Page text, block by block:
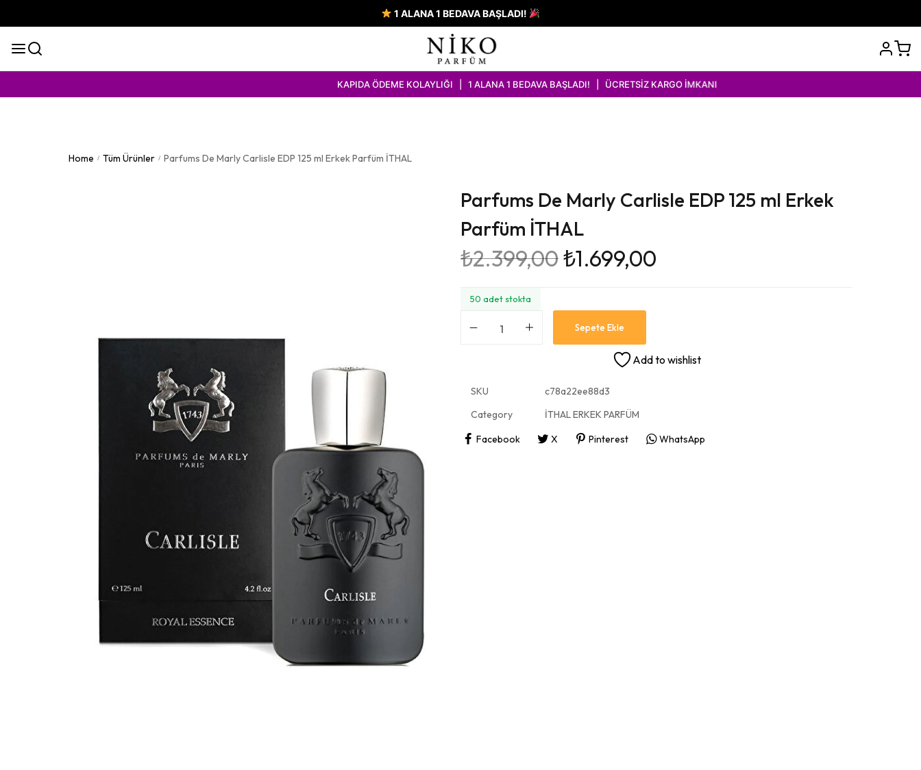
1 ALANA 1 BEDAVA BAŞLADI!
KAPIDA ÖDEME KOLAYLIĞI | 1 ALANA 1 BEDAVA BAŞLADI! | ÜCRETSİZ KARGO İMKANI
Home / Tüm Ürünler / Parfums De Marly Carlisle EDP 125 ml Erkek Parfüm İTHAL
Parfums De Marly Carlisle EDP 125 ml Erkek
Parfüm İTHAL
₺2.399,00₺1.699,00
50 adet stokta
Sepete Ekle
Add to wishlist
SKU
c78a22ee88d3
Category
İTHAL ERKEK PARFÜM
Facebook
X Pinterest WhatsApp